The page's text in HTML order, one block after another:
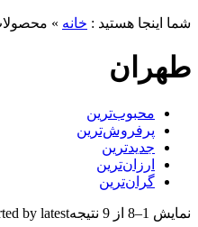
شما اینجا هستید : خانه »
طهران
محبوب‌ترین
پرفروش‌ترین
جدیدترین
ارزان‌ترین
گران‌ترین
نمایش 1–8 از 9 نتیجه by latest